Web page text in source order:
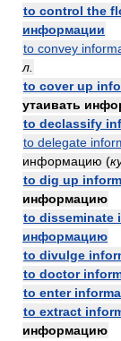
to control the
информации
to convey
л.
to cover up
утаивать
to declassify
to delegate
информацию (
to dig up
информацию
to disseminate
информацию
to divulge
to doctor
to enter
to extract
информацию